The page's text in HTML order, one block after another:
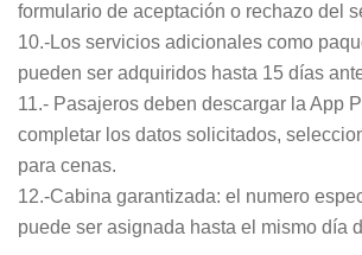
formulario de aceptación o rechazo del
10.-Los servicios adicionales como
pueden ser adquiridos hasta 15 días
11.- Pasajeros deben descargar la App
completar los datos solicitados,
para cenas.
12.-Cabina garantizada: el numero
puede ser asignada hasta el mismo día